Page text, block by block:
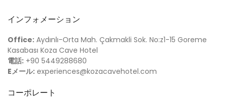
インフォメーション
Office: Aydınlı-Orta Mah. Çakmakli Sok. No:z1-15 Goreme
Kasabası Koza Cave Hotel
電話: +90 5449288680
Eメール: experiences@kozacavehotel.com
コーポレート